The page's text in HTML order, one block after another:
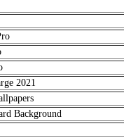
2021
Background